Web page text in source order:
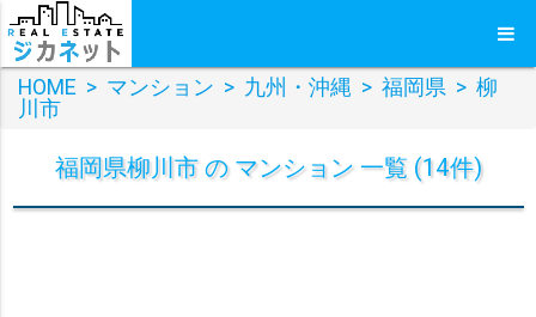
HOME > マンション > 九州・沖縄 > 福岡県 > 柳
川市
福岡県柳川市 の マンション 一覧 (14件)